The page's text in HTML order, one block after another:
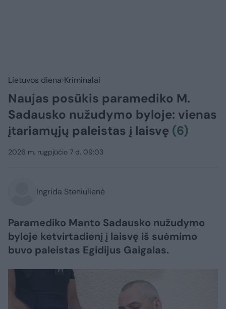
Lietuvos diena Kriminalai
Naujas posūkis paramediko M.
Sadausko nužudymo byloje: vienas
įtariamųjų paleistas į laisvę (6)
2026 m. rugpjūčio 7 d. 09:03
Ingrida Steniulienė
Paramediko Manto Sadausko nužudymo
byloje ketvirtadienį į laisvę iš suėmimo
buvo paleistas Egidijus Gaigalas.